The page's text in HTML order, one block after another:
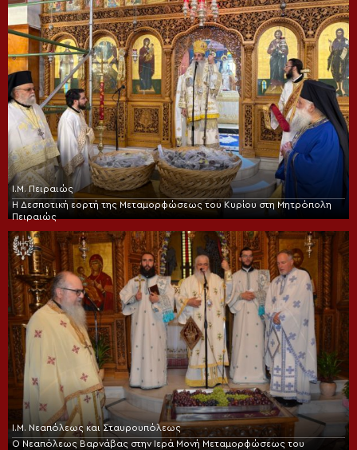
Ι.Μ. Πειραιώς
Η Δεσποτική εορτή της Μεταμορφώσεως του Κυρίου στη Μητρόπολη
Πειραιώς
Ι.Μ. Νεαπόλεως και Σταυρουπόλεως
Ο Νεαπόλεως Βαρνάβας στην Ιερά Μονή Μεταμορφώσεως του